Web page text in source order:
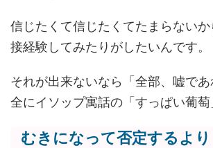
信じたくて信じたくてたまらない
接経験してみたりがしたいんです。
それが出来ないなら「全部、嘘で
全にイソップ寓話の「すっぱい葡萄
むきになって否定するよ